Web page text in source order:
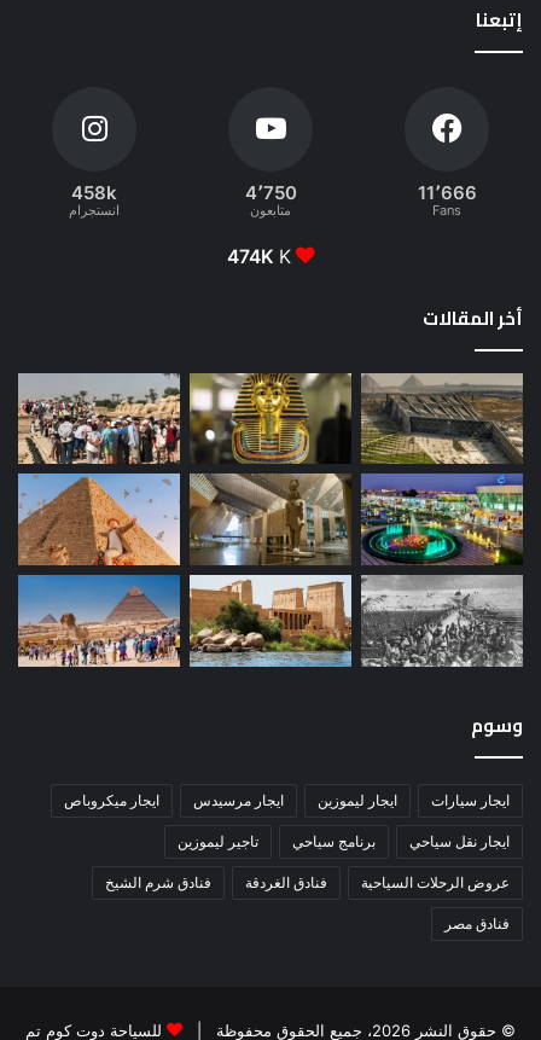
إتبعنا
11٬666
Fans
4٬750
متابعون
458k
انستجرام
474K K
أخر المقالات
وسوم
ايجار سيارات ايجار ليموزين ايجار مرسيدس ايجار ميكروباص
ايجار نقل سياحي برنامج سياحي تاجير ليموزين
عروض الرحلات السياحية فنادق الغردقة فنادق شرم الشيخ
فنادق مصر
© حقوق النشر 2026، جميع الحقوق محفوظة | للسياحة دوت كوم تم